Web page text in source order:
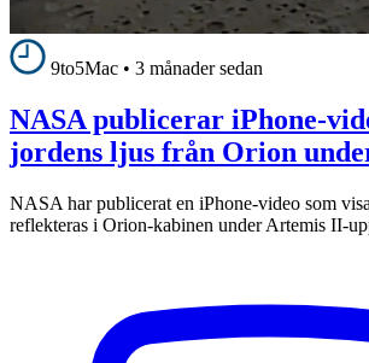
9to5Mac • 3 månader sedan
NASA publicerar iPhone-
jordens ljus från Orion
NASA har publicerat en iPhone-video som
reflekteras i Orion-kabinen under Artemis II-